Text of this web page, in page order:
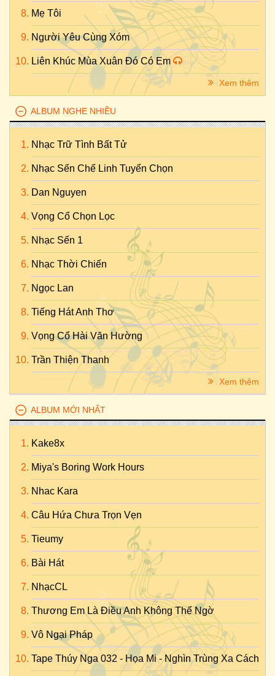
Mẹ Tôi
Người Yêu Cùng Xóm
Liên Khúc Mùa Xuân Đó Có Em
Xem thêm
ALBUM NGHE NHIỀU
Nhạc Trữ Tình Bất Tử
Nhạc Sến Chế Linh Tuyển Chọn
Dan Nguyen
Vọng Cổ Chọn Lọc
Nhạc Sến 1
Nhạc Thời Chiến
Ngọc Lan
Tiếng Hát Anh Thơ
Vọng Cổ Hài Văn Hường
Trần Thiện Thanh
Xem thêm
ALBUM MỚI NHẤT
Kake8x
Miya's Boring Work Hours
Nhac Kara
Câu Hứa Chưa Trọn Vẹn
Tieumy
Bài Hát
NhạcCL
Thương Em Là Điều Anh Không Thể Ngờ
Vô Ngại Pháp
Tape Thúy Nga 032 - Họa Mi - Nghìn Trùng Xa Cách